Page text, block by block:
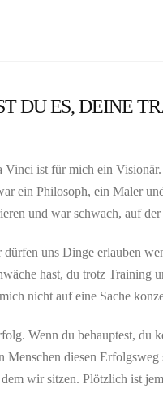
DU ES, DEINE
Vinci ist für mich ein Visionär.
ein Philosoph, ein Maler
und war schwach, auf
dürfen uns Dinge erlauben
hast, du trotz Training
nicht auf eine Sache
Wenn du behauptest, du
Menschen diesen
wir sitzen. Plötzlich ist